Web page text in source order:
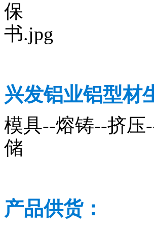
兴发铝业铝型材
模具--熔铸--挤压
储
产品供货：